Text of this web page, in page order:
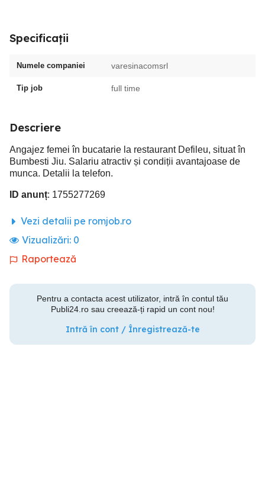
Specificații
Numele companiei varesinacomsrl
Tip job full time
Descriere
Angajez femei în bucatarie la restaurant Defileu, situat în
Bumbesti Jiu. Salariu atractiv și condiții avantajoase de
munca. Detalii la telefon.
ID anunț: 1755277269
Vezi detalii pe romjob.ro
Vizualizări: 0
Raportează
Pentru a contacta acest utilizator, intră în contul tău
Publi24.ro sau creează-ți rapid un cont nou!
Intră în cont / Înregistrează-te